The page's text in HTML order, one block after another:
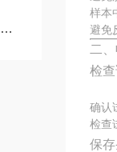
样本
避免
二
检
确认
检查
保